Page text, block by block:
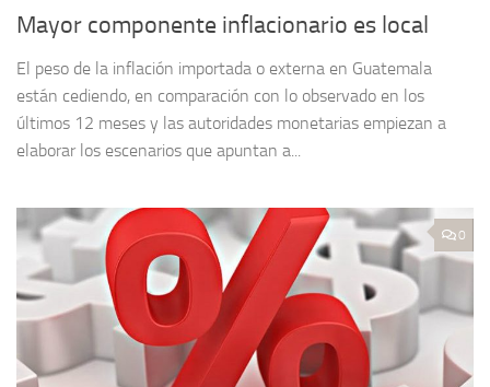
Mayor componente inflacionario es local
El peso de la inflación importada o externa en Guatemala
están cediendo, en comparación con lo observado en los
últimos 12 meses y las autoridades monetarias empiezan a
elaborar los escenarios que apuntan a...
0